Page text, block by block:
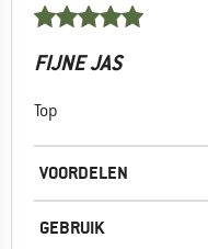
FIJNE JAS
Top
VOORDELEN
GEBRUIK